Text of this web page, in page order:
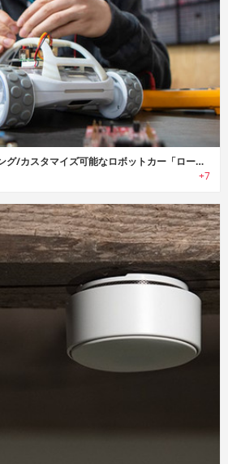
Sphero RVR｜プログラミング/カスタマイズ可能なロボットカー「ローヴァー」
+7